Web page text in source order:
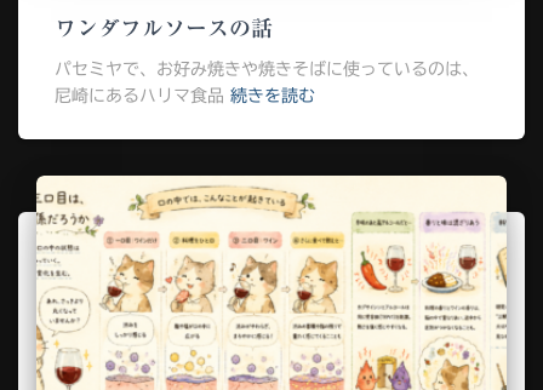
ワンダフルソースの話
パセミヤで、お好み焼きや焼きそばに使っているのは、
尼崎にあるハリマ食品 続きを読む